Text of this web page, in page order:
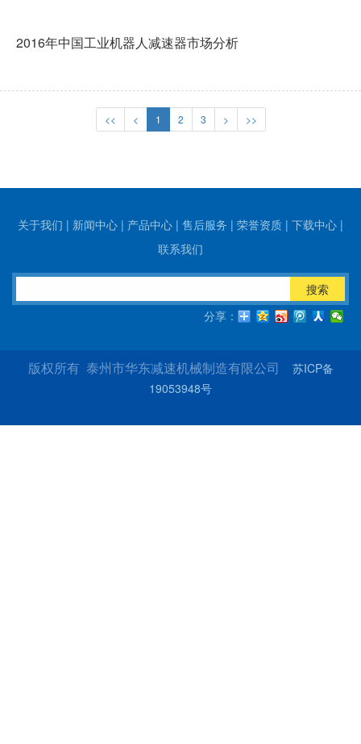
2016年中国工业机器人减速器市场分析
<< < 1 2 3 > >>
关于我们 | 新闻中心 | 产品中心 | 售后服务 | 荣誉资质 | 下载中心 |
联系我们
搜索
分享：
版权所有 泰州市华东减速机械制造有限公司 苏ICP备
19053948号